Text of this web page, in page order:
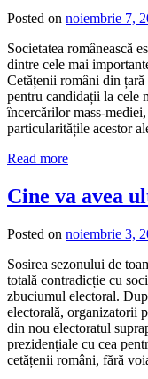
Posted on noiembrie 7,
Societatea românească
dintre cele mai
Cetățenii români din țară
pentru candidații la cele
încercărilor mass-
particularitățile acestor
Read more
Cine va avea
Posted on noiembrie 3,
Sosirea sezonului de
totală contradicție cu
zbuciumul electoral.
electorală, organizatorii
din nou electoratul
prezidențiale cu cea
cetățenii români, fără